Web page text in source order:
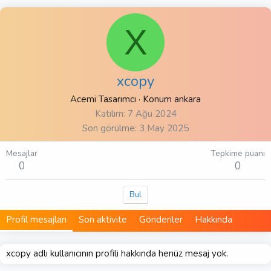
X
xcopy
Acemi Tasarımcı · Konum ankara
Katılım 7 Ağu 2024
Son görülme 3 May 2025
Mesajlar
0
Tepkime puanı
0
Bul
Profil mesajları Son aktivite Gönderiler Hakkında
xcopy adlı kullanıcının profili hakkında henüz mesaj yok.